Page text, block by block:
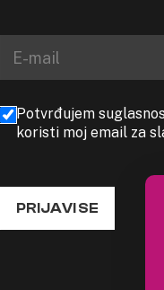
Potvrđujem
koristi moj email za
PRIJAVI SE